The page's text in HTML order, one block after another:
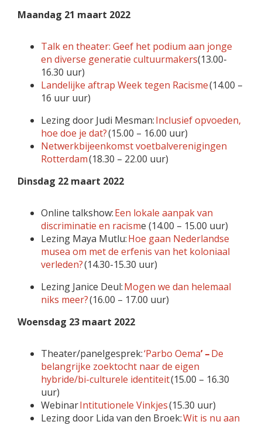
Maandag 21 maart 2022
Talk en theater: Geef het podium aan jonge
en diverse generatie cultuurmakers(13.00-
16.30 uur)
Landelijke aftrap Week tegen Racisme(14.00 –
16 uur uur)
Lezing door Judi Mesman:Inclusief opvoeden,
hoe doe je dat?(15.00 – 16.00 uur)
Netwerkbijeenkomst voetbalverenigingen
Rotterdam(18.30 – 22.00 uur)
Dinsdag 22 maart 2022
Online talkshow:Een lokale aanpak van
discriminatie en racisme (14.00 – 15.00 uur)
Lezing Maya Mutlu:Hoe gaan Nederlandse
musea om met de erfenis van het koloniaal
verleden?(14.30-15.30 uur)
Lezing Janice Deul:Mogen we dan helemaal
niks meer?(16.00 – 17.00 uur)
Woensdag 23 maart 2022
Theater/panelgesprek:‘Parbo Oema’ –De
belangrijke zoektocht naar de eigen
hybride/bi-culturele identiteit(15.00 – 16.30
uur)
WebinarIntitutionele Vinkjes(15.30 uur)
Lezing door Lida van den Broek:Wit is nu aan